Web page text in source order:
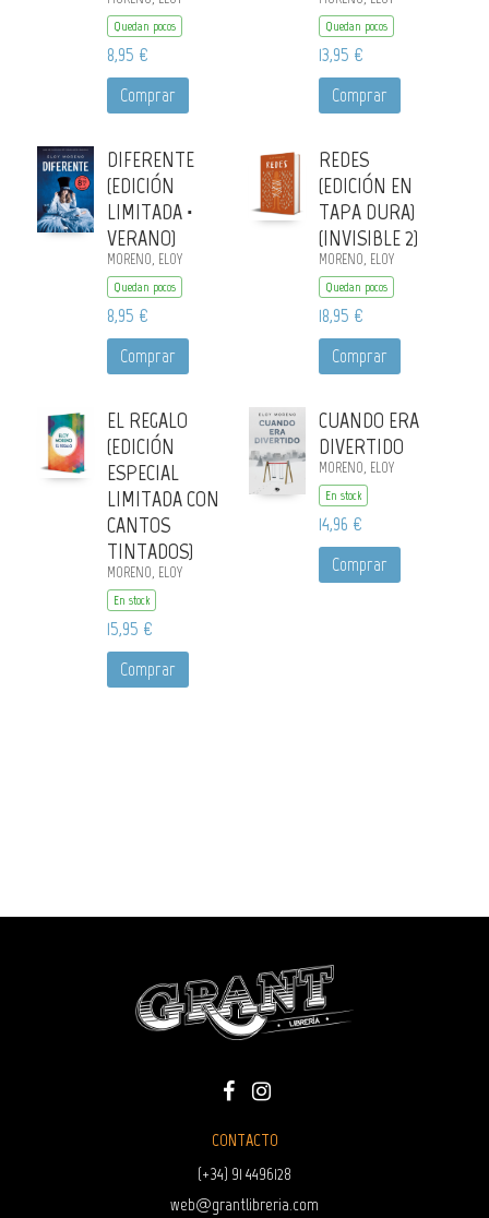
Quedan pocos
8,95 €
Comprar
Quedan pocos
13,95 €
Comprar
DIFERENTE
(EDICIÓN
LIMITADA ·
VERANO)
MORENO, ELOY
Quedan pocos
8,95 €
Comprar
REDES
(EDICIÓN EN
TAPA DURA)
(INVISIBLE 2)
MORENO, ELOY
Quedan pocos
18,95 €
Comprar
EL REGALO
(EDICIÓN
ESPECIAL
LIMITADA CON
CANTOS
TINTADOS)
MORENO, ELOY
En stock
15,95 €
Comprar
CUANDO ERA
DIVERTIDO
MORENO, ELOY
En stock
14,96 €
Comprar
CONTACTO
(+34) 91 4496128
web@grantlibreria.com